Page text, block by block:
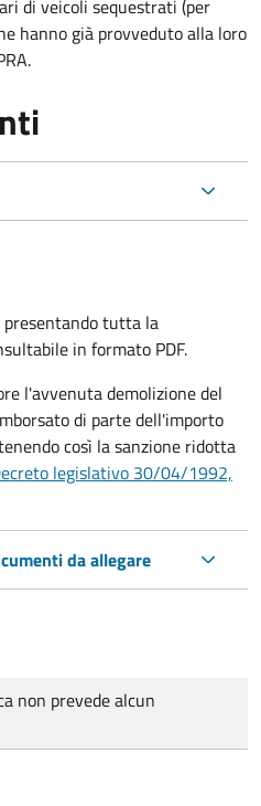
di veicoli sequestrati (per
hanno già provveduto alla loro
tutta la
in formato PDF.
l'avvenuta demolizione del
di parte dell'importo
così la sanzione ridotta
legislativo 30/04/1992,
da allegare
non prevede alcun